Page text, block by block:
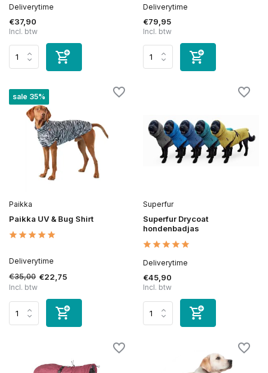
Deliverytime
€37,90
Incl. btw
Deliverytime
€79,95
Incl. btw
sale 35%
Paikka
Paikka UV & Bug Shirt
Deliverytime
€35,00 €22,75
Incl. btw
Superfur
Superfur Drycoat
hondenbadjas
Deliverytime
€45,90
Incl. btw